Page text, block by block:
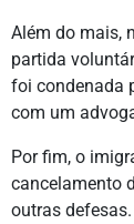
Além do mais,
partida
foi condenada
com um
Por fim, o
cancelamento
outras